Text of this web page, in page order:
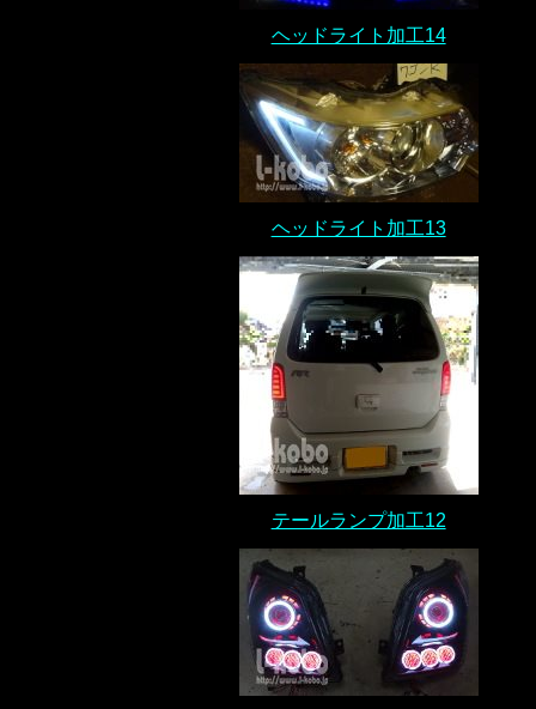
ヘッドライト加工14
ヘッドライト加工13
テールランプ加工12